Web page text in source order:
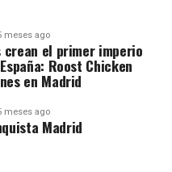
meses ago
crean el primer imperio
Roost Chicken
en Madrid
meses ago
Madrid